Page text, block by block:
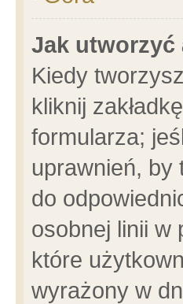
Jak utworzyć
Kiedy
kliknij
formularza;
uprawnień, by
do
osobnej linii w
które
wyrażony w